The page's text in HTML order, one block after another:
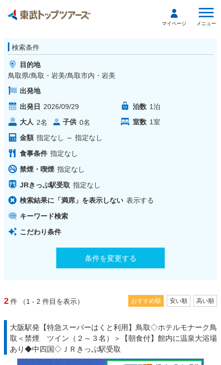
マイページ メニュー
検索条件
目的地
鳥取県/鳥取・岩美/鳥取市内・岩美
出発地
出発日 2026/09/29 泊数 1泊
大人 2名 子供 0名 室数 1室
金額 指定なし ～ 指定なし
食事条件 指定なし
禁煙・喫煙 指定なし
JRきっぷ駅受取 指定なし
検索結果に「満席」を表示しない 表示する
キーワード検索
こだわり条件
条件を変更する
2 件 （1 - 2 件目を表示） おすすめ順 安い順 高い順
大阪駅発【特急スーパーはくと利用】鳥取◇ホテルモナーク鳥
取＜禁煙 ツイン（２～３名）＞【朝食付】館内に温泉大浴場
あり◆中四国◇ＪＲきっぷ駅受取